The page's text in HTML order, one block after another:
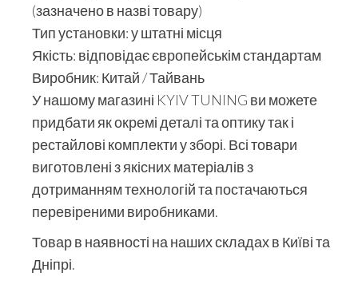
(зазначено в назві товару)
Тип установки: у штатні місця
Якість: відповідає європейськім стандартам
Виробник: Китай / Тайвань
У нашому магазині KYIV TUNING ви можете
придбати як окремі деталі та оптику так і
рестайлові комплекти у зборі. Всі товари
виготовлені з якісних матеріалів з
дотриманням технологій та постачаються
перевіреними виробниками.
Товар в наявності на наших складах в Київі та
Дніпрі.